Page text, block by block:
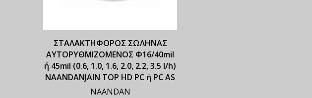
ΣΤΑΛΑΚΤΗΦΟΡΟΣ ΣΩΛΗΝΑΣ
ΑΥΤΟΡΥΘΜΙΖΟΜΕΝΟΣ Φ16/40mil
ή 45mil (0.6, 1.0, 1.6, 2.0, 2.2, 3.5 l/h)
NAANDANJAIN TOP HD PC ή PC AS
NAANDAN